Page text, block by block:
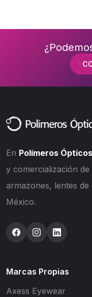
En Polímeros Ópticos
y comercialización
armazones, lentes
México.
Marcas Propias
Axess Eyewear